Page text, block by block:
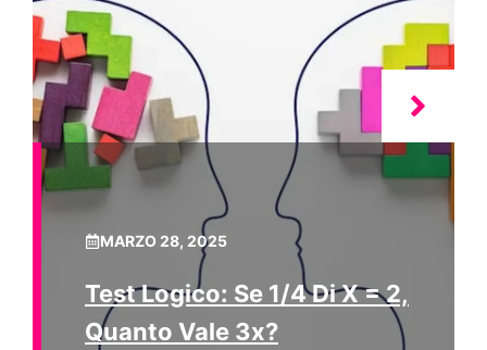
MARZO 28, 2025
Test Logico: Se 1/4 Di X = 2,
Quanto Vale 3x?